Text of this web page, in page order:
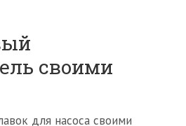
своими
для насоса своими